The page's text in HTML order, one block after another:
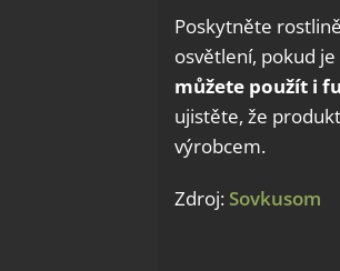
Poskytněte
osvětlení, pokud
můžete použít i
ujistěte, že
výrobcem.
Zdroj: Sovkusom